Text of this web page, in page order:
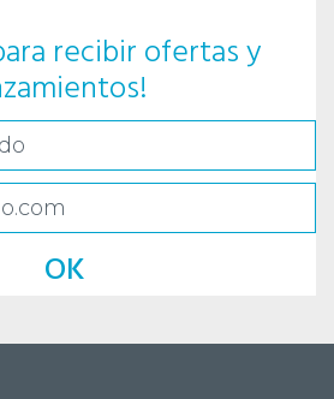
recibir ofertas y
OK